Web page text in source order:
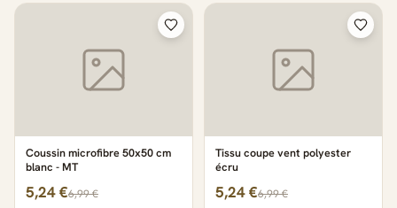
Coussin microfibre 50x50 cm
blanc - MT
5,24 €6,99 €
Tissu coupe vent polyester
écru
5,24 €6,99 €